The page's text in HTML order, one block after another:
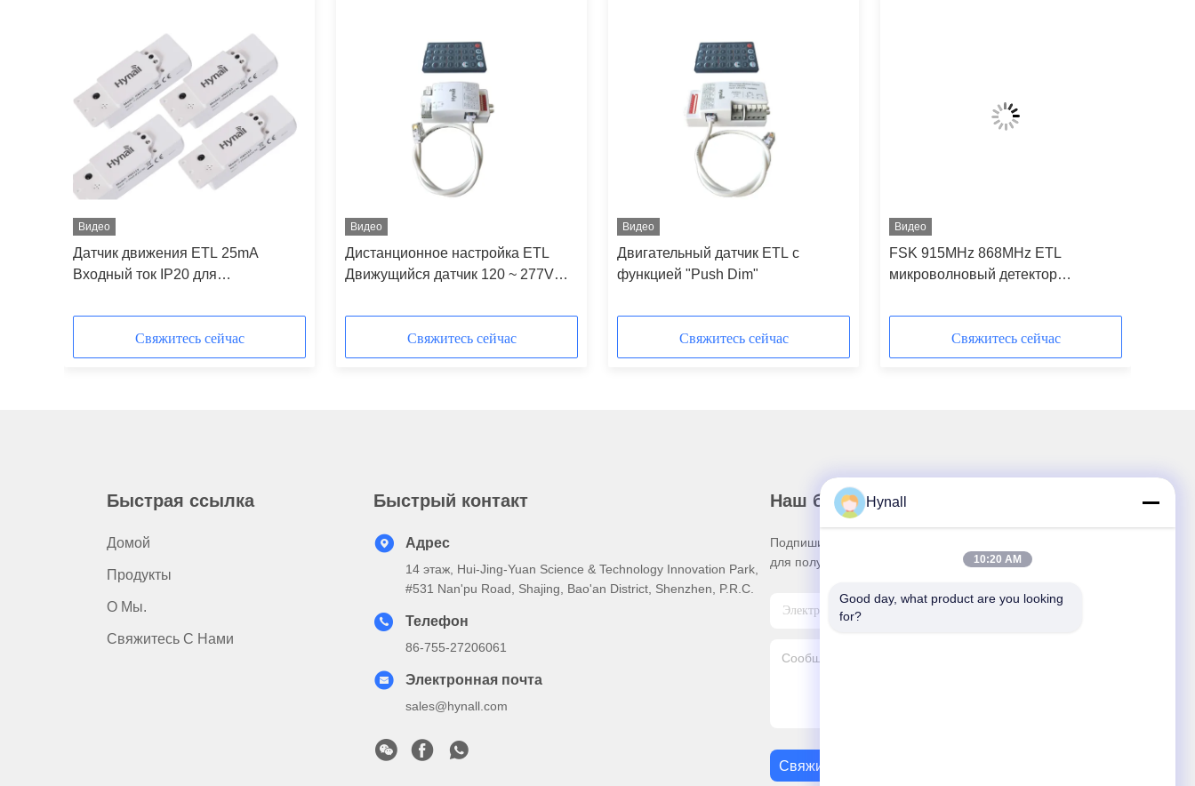
Видео
Датчик движения ETL 25mA
Входный ток IP20 для
Свяжитесь сейчас
Видео
Дистанционное настройка ETL
Движущийся датчик 120 ~ 277V
выключенного управления 400 Вт
Свяжитесь сейчас
Видео
Двигательный датчик ETL с
функцией "Push Dim"
Свяжитесь сейчас
Видео
FSK 915MHz 868MHz ETL
микроволновый детектор
трехуровневый датчик затемнения
Свяжитесь сейчас
Быстрая ссылка
Домой
Продукты
О Мы.
Свяжитесь С Нами
Быстрый контакт
Адрес
14 этаж, Hui-Jing-Yuan Science & Technology Innovation Park,
#531 Nan'pu Road, Shajing, Bao'an District, Shenzhen, P.R.C.
Телефон
86-755-27206061
Электронная почта
sales@hynall.com
Наш бюллетень
Подпишитесь на нашу информационную рассылку
для получения скидок и прочего.
Свяжитесь С Нами
Hynall
10:20 AM
Good day, what product are you looking
for?